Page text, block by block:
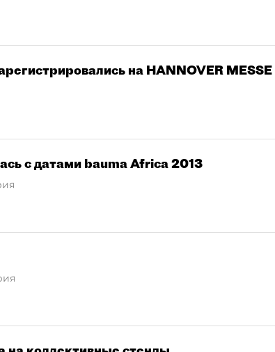
на HANNOVER MESSE
с датами bauma Africa 2013